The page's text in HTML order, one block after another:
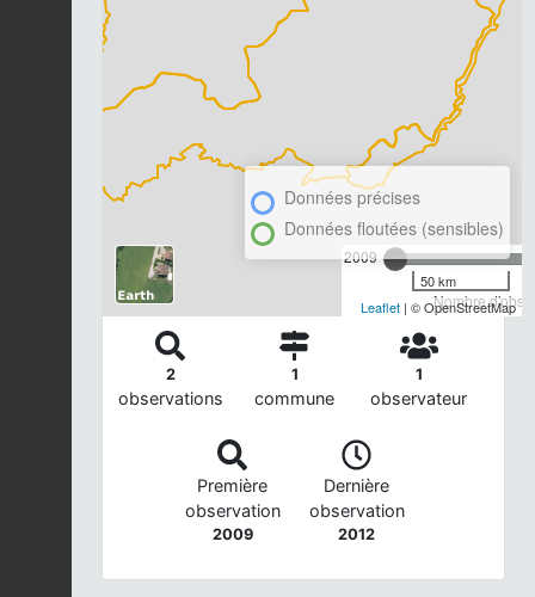
2009
Nombre
Données précises
Données floutées (sensibles)
50 km
Leaflet | © OpenStreetMap
2
observations
1
commune
1
observateur
Première
observation
2009
Dernière
observation
2012